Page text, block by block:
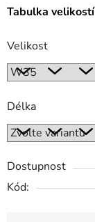
Tabulka velikostí
Velikost
Délka
Dostupnost
Kód: